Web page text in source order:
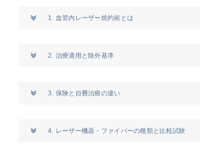
1. 血管内レーザー焼灼術とは
2. 治療適用と除外基準
3. 保険と自費治療の違い
4. レーザー機器・ファイバーの種類と比較試験